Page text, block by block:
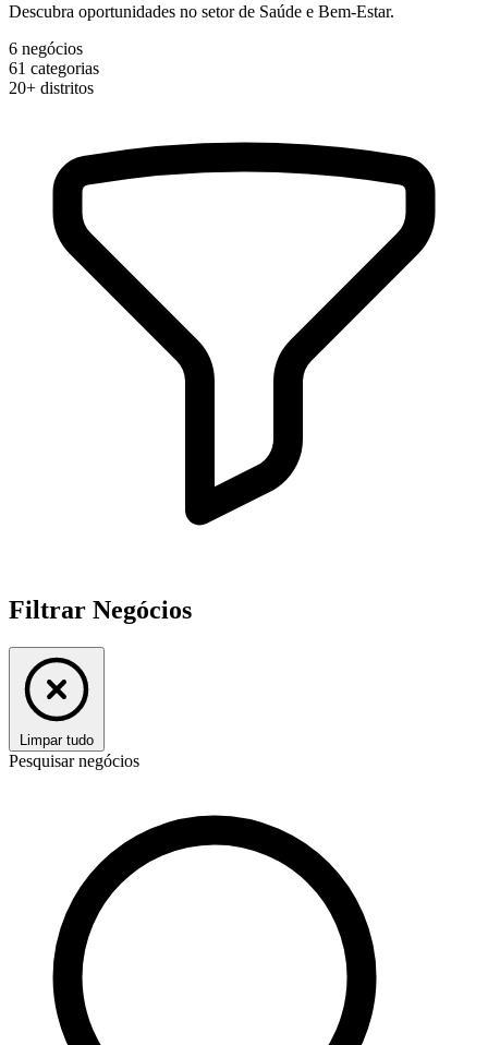
Descubra oportunidades no setor de Saúde e Bem-Estar.
6 negócios
61 categorias
20+ distritos
Filtrar Negócios
Limpar tudo
Pesquisar negócios